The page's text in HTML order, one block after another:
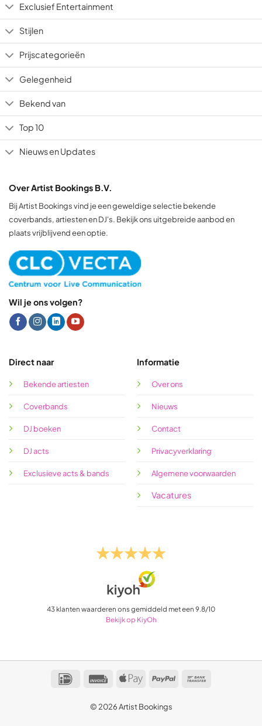
Exclusief Entertainment
Stijlen
Prijscategorieën
Gelegenheid
Bekend van
Top 10
Nieuws en Updates
Over Artist Bookings B.V.
Bij Artist Bookings vind je een geweldige selectie bekende
coverbands, artiesten en DJ's. Bekijk ons uitgebreide aanbod en
plaats vrijblijvend een optie.
Wil je ons volgen?
Direct naar
Bekende artiesten
Coverbands
DJ boeken
DJ acts
Exclusieve acts & bands
Informatie
Over ons
Nieuws
Contact
Privacyverklaring
Algemene voorwaarden
Vacatures
43 klanten waarderen ons gemiddeld met een 9.8/10
Bekijk op KiyOh
© 2026 Artist Bookings
IDeal Invoice Apple
PayPal